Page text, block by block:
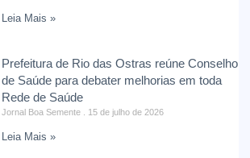
Leia Mais »
Prefeitura de Rio das Ostras reúne Conselho
de Saúde para debater melhorias em toda
Rede de Saúde
Jornal Boa Semente 15 de julho de 2026
Leia Mais »